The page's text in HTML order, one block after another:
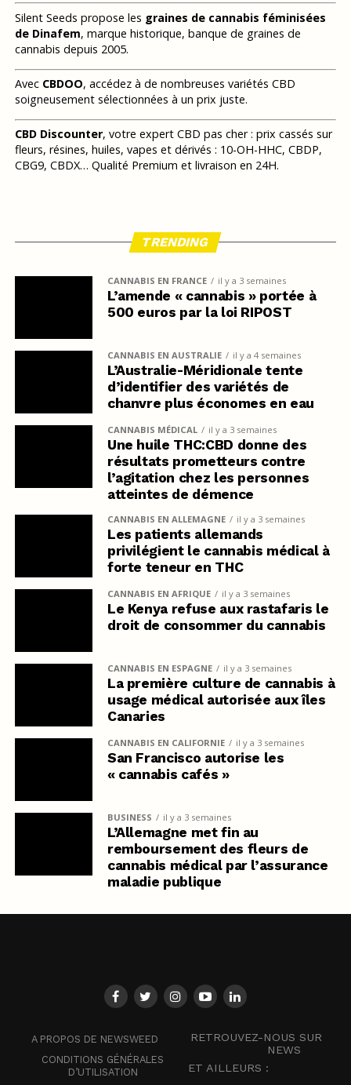
Silent Seeds propose les graines de cannabis féminisées
de Dinafem, marque historique, banque de graines de
cannabis depuis 2005.
Avec CBDOO, accédez à de nombreuses variétés CBD
soigneusement sélectionnées à un prix juste.
CBD Discounter, votre expert CBD pas cher : prix cassés sur
fleurs, résines, huiles, vapes et dérivés : 10-OH-HHC, CBDP,
CBG9, CBDX… Qualité Premium et livraison en 24H.
TRENDING
CANNABIS EN FRANCE il y a 3 semaines
L’amende « cannabis » portée à
500 euros par la loi RIPOST
CANNABIS EN AUSTRALIE il y a 4 semaines
L’Australie-Méridionale tente
d’identifier des variétés de
chanvre plus économes en eau
CANNABIS MÉDICAL il y a 3 semaines
Une huile THC:CBD donne des
résultats prometteurs contre
l’agitation chez les personnes
atteintes de démence
CANNABIS EN ALLEMAGNE il y a 3 semaines
Les patients allemands
privilégient le cannabis médical à
forte teneur en THC
CANNABIS EN AFRIQUE il y a 3 semaines
Le Kenya refuse aux rastafaris le
droit de consommer du cannabis
CANNABIS EN ESPAGNE il y a 3 semaines
La première culture de cannabis à
usage médical autorisée aux îles
Canaries
CANNABIS EN CALIFORNIE il y a 3 semaines
San Francisco autorise les
« cannabis cafés »
BUSINESS il y a 3 semaines
L’Allemagne met fin au
remboursement des fleurs de
cannabis médical par l’assurance
maladie publique
A PROPOS DE NEWSWEED
CONDITIONS GÉNÉRALES
D’UTILISATION
RETROUVEZ-NOUS SUR
NEWS
ET AILLEURS :